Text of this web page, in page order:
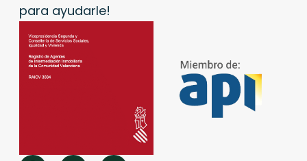
para ayudarle!